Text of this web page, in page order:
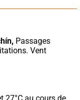
Passages
Vent